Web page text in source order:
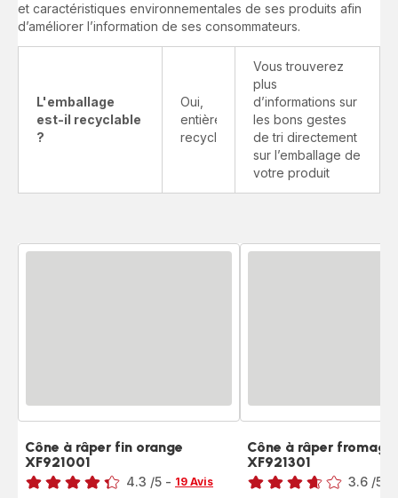
et caractéristiques environnementales de ses produits afin
d’améliorer l’information de ses consommateurs.
L'emballage
est-il recyclable
?
Oui,
entièrement
recyclable
Vous trouverez
plus
d’informations sur
les bons gestes
de tri directement
sur l’emballage de
votre produit
Cône à râper fin orange
XF921001
Note
4.3 /5 - 19 Avis
Cône à râper fromage
XF921301
Note
3.6 /5